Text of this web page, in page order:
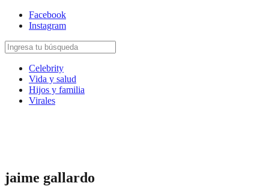
Facebook
Instagram
Celebrity
Vida y salud
Hijos y familia
Virales
jaime gallardo